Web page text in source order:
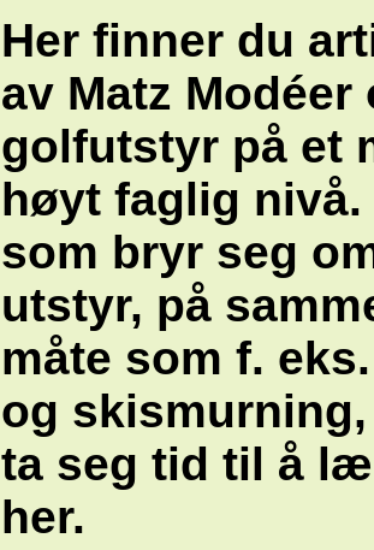
Her finner du
av Matz Modéer
golfutstyr på et
høyt faglig nivå.
som bryr seg
utstyr, på
måte som f.
og
ta seg tid til å
her.